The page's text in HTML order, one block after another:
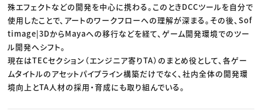
殊エフェクトなどの開発を中心に携わる。このときDCCツールを自分で
使用したことで、アートのワークフローへの理解が深まる。その後、Sof
timage|3DからMayaへの移行などを経て、ゲーム開発環境でのツー
ル開発へシフト。
現在はTECセクション（エンジニア寄りTA）のまとめ役として、各ゲー
ムタイトルのアセットパイプライン構築だけでなく、社内全体の開発環
境向上とTA人材の採用・育成にも取り組んでいる。